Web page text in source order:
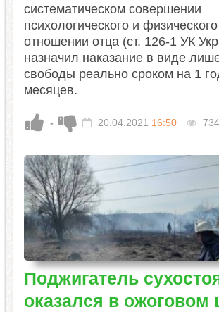
систематическом совершении
психологического и
отношении отца (ст. 126-1 УК
назначил наказание в виде
свободы реально сроком на 1
месяцев.
- 20.04.2021 16:50 734
Поджигатель
оказался в ожоговом